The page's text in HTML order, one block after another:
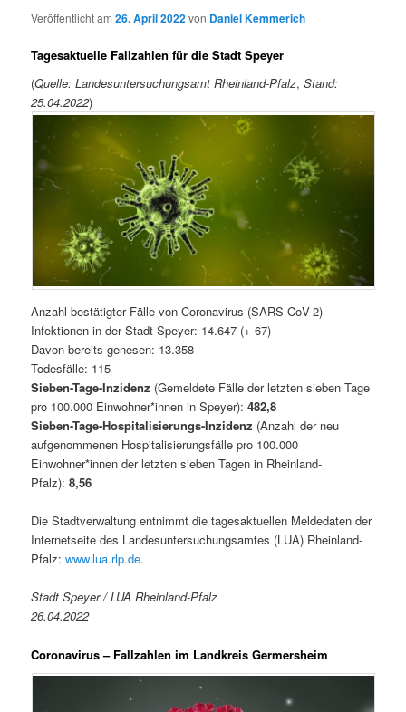
Veröffentlicht am26. April 2022von Daniel Kemmerich
Tagesaktuelle Fallzahlen für die Stadt Speyer
(Quelle: Landesuntersuchungsamt Rheinland-Pfalz, Stand:
25.04.2022)
Anzahl bestätigter Fälle von Coronavirus (SARS-CoV-2)-
Infektionen in der Stadt Speyer: 14.647 (+ 67)
Davon bereits genesen: 13.358
Todesfälle: 115
Sieben-Tage-Inzidenz (Gemeldete Fälle der letzten sieben Tage
pro 100.000 Einwohner*innen in Speyer): 482,8
Sieben-Tage-Hospitalisierungs-Inzidenz (Anzahl der neu
aufgenommenen Hospitalisierungsfälle pro 100.000
Einwohner*innen der letzten sieben Tagen in Rheinland-
Pfalz): 8,56
Die Stadtverwaltung entnimmt die tagesaktuellen Meldedaten der
Internetseite des Landesuntersuchungsamtes (LUA) Rheinland-
Pfalz:www.lua.rlp.de.
Stadt Speyer / LUA Rheinland-Pfalz
26.04.2022
Coronavirus – Fallzahlen im Landkreis Germersheim